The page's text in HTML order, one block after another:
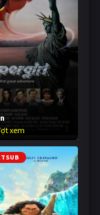
xem